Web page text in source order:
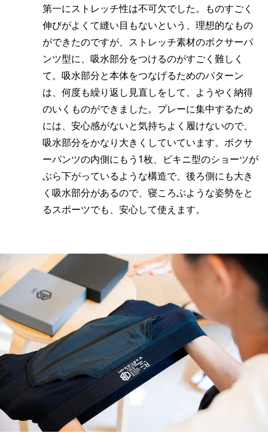
第一にストレッチ性は不可欠でした。ものすごく
伸びがよくて縫い目もないという、理想的なもの
ができたのですが、ストレッチ素材のボクサーパ
ンツ型に、吸水部分をつけるのがすごく難しく
て。吸水部分と本体をつなげるためのパターン
は、何度も繰り返し見直しをして、ようやく納得
のいくものができました。プレーに集中するため
には、安心感がないと気持ちよく履けないので、
吸水部分をかなり大きくしていています。ボクサ
ーパンツの内側にもう1枚、ビキニ型のショーツが
ぶら下がっているような構造で、後ろ側にも大き
く吸水部分があるので、寝ころぶような姿勢をと
るスポーツでも、安心して使えます。